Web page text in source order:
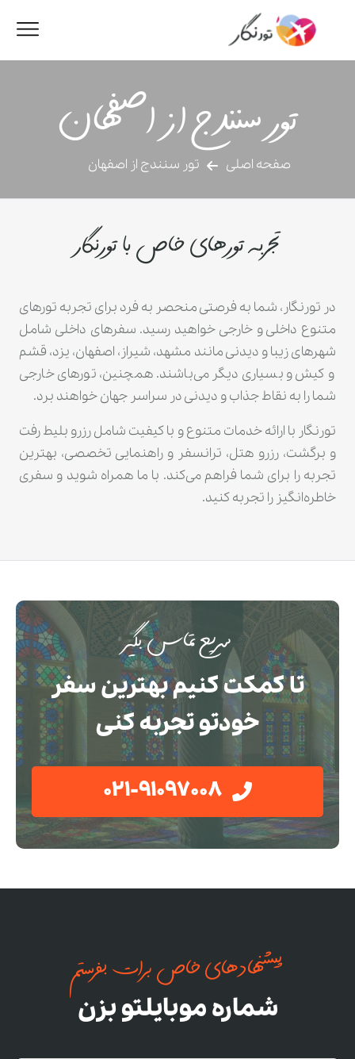
تور سنندج از اصفهان
صفحه اصلی تور سنندج از اصفهان
تجربه تورهای خاص با تورنگار
در تورنگار، شما به فرصتی منحصر به فرد برای تجربه تورهای
متنوع داخلی و خارجی خواهید رسید. سفرهای داخلی شامل
شهرهای زیبا و دیدنی مانند مشهد، شیراز، اصفهان، یزد، قشم
و کیش و بسیاری دیگر می‌باشند. همچنین، تورهای خارجی
شما را به نقاط جذاب و دیدنی در سراسر جهان خواهند برد.
تورنگار با ارائه خدمات متنوع و با کیفیت شامل رزرو بلیط رفت
و برگشت، رزرو هتل، ترانسفر و راهنمایی تخصصی، بهترین
تجربه را برای شما فراهم می‌کند. با ما همراه شوید و سفری
خاطره‌انگیز را تجربه کنید.
سریع تماس بگیر
تا کمکت کنیم بهترین سفر
خودتو تجربه کنی
021-91097008
پیشنهادهای خاص برات بفرستم
شماره موبایلتو بزن